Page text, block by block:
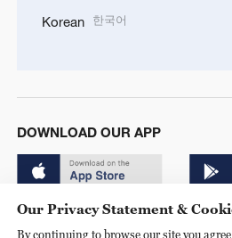
Korean 한국어
DOWNLOAD OUR APP
Our Privacy Statement &
By continuing to browse our site you